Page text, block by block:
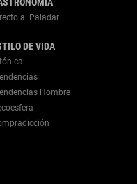
al Paladar
DE VIDA
Hombre